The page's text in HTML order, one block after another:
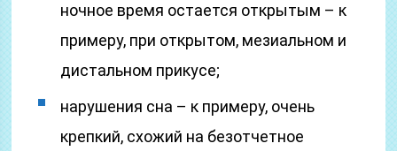
ночное время остается открытым – к
примеру, при открытом, мезиальном и
дистальном прикусе;
нарушения сна – к примеру, очень
крепкий, схожий на безотчетное